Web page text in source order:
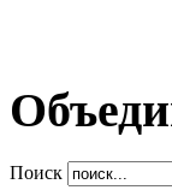
Поиск